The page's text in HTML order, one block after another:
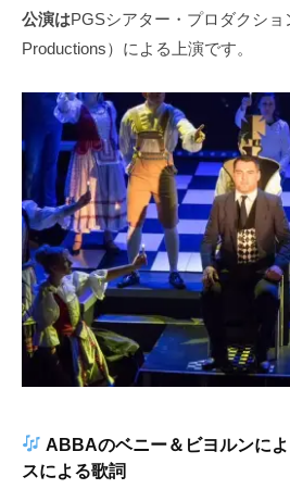
s
y
a
m
a
ン
公演はPGSシアター・プロダクシ
Productions）による上演です。
ABBAのベニー＆ビヨルンに
スによる歌詞